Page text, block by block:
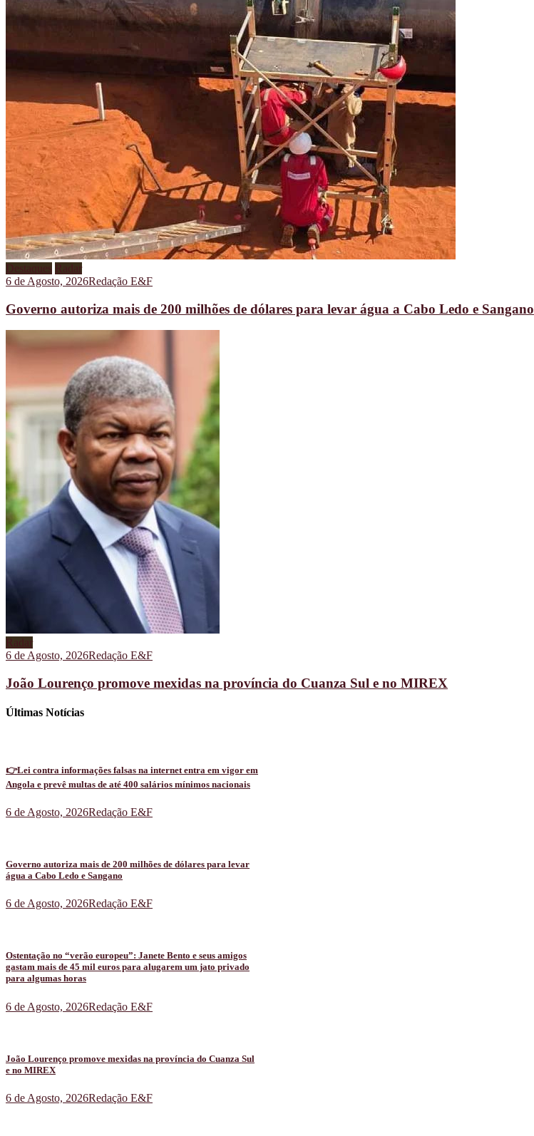
Destaques Radar
6 de Agosto, 2026Redação E&F
Governo autoriza mais de 200 milhões de dólares para levar água a Cabo Ledo e Sangano
Radar
6 de Agosto, 2026Redação E&F
João Lourenço promove mexidas na província do Cuanza Sul e no MIREX
Últimas Notícias
👉Lei contra informações falsas na internet entra em vigor em
Angola e prevê multas de até 400 salários mínimos nacionais
6 de Agosto, 2026Redação E&F
Governo autoriza mais de 200 milhões de dólares para levar
água a Cabo Ledo e Sangano
6 de Agosto, 2026Redação E&F
Ostentação no “verão europeu”: Janete Bento e seus amigos
gastam mais de 45 mil euros para alugarem um jato privado
para algumas horas
6 de Agosto, 2026Redação E&F
João Lourenço promove mexidas na província do Cuanza Sul
e no MIREX
6 de Agosto, 2026Redação E&F